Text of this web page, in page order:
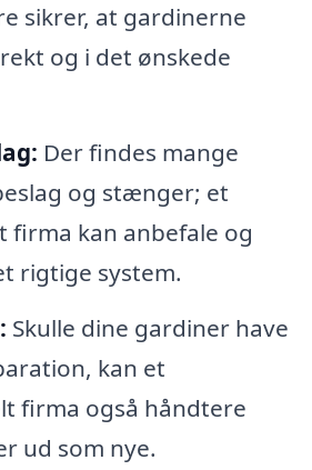
sikrer, at gardinerne
og i det ønskede
Der findes mange
og stænger; et
firma kan anbefale og
rigtige system.
Skulle dine gardiner have
kan et
firma også håndtere
ud som nye.